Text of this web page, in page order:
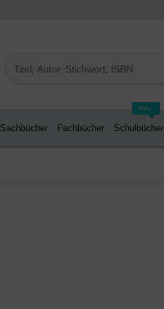
Sachbücher Fachbücher
Neu
Schulbücher